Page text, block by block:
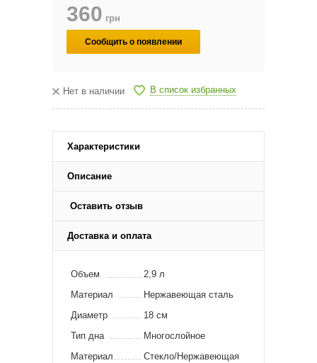
360 грн
Сообщить о появлении
Нет в наличии В список избранных
Характеристики
Описание
Оставить отзыв
Доставка и оплата
Объем
2,9 л
Материал
Нержавеющая сталь
Диаметр
18 см
Тип дна
Многослойное
Материал
Стекло/Нержавеющая